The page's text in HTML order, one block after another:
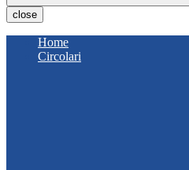
close
Home
Circolari